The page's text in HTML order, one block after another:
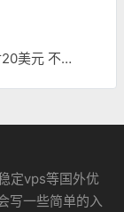
DediOne 新增洛杉矶CMIN2线路VPS年付20美元 不限流量
定vps等国外优
写一些简单的入